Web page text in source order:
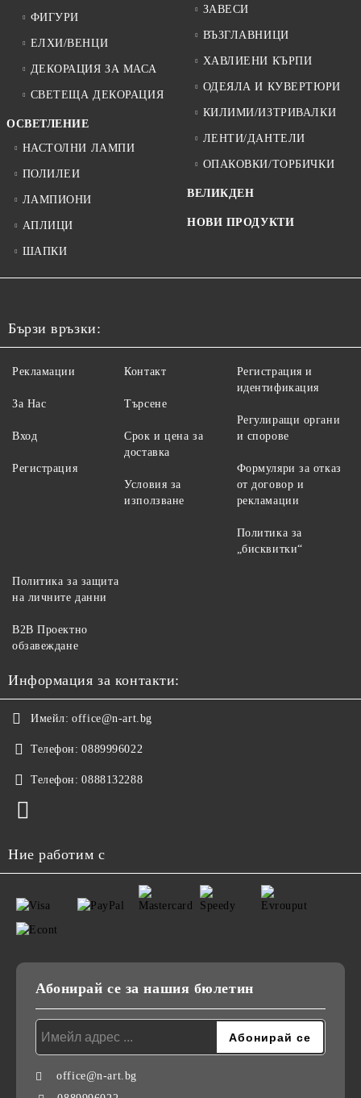
ФИГУРИ
ЕЛХИ/ВЕНЦИ
ДЕКОРАЦИЯ ЗА МАСА
СВЕТЕЩА ДЕКОРАЦИЯ
ОСВЕТЛЕНИЕ
НАСТОЛНИ ЛАМПИ
ПОЛИЛЕИ
ЛАМПИОНИ
АПЛИЦИ
ШАПКИ
ЗАВЕСИ
ВЪЗГЛАВНИЦИ
ХАВЛИЕНИ КЪРПИ
ОДЕЯЛА И КУВЕРТЮРИ
КИЛИМИ/ИЗТРИВАЛКИ
ЛЕНТИ/ДАНТЕЛИ
ОПАКОВКИ/ТОРБИЧКИ
ВЕЛИКДЕН
НОВИ ПРОДУКТИ
Бързи връзки:
Рекламации
За Нас
Вход
Регистрация
Контакт
Търсене
Срок и цена за
доставка
Условия за
използване
Регистрация и
идентификация
Регулиращи органи
и спорове
Формуляри за отказ
от договор и
рекламации
Политика за
„бисквитки“
Политика за защита
на личните данни
B2B Проектно
обзавеждане
Информация за контакти:
Имейл: office@n-art.bg
Телефон: 0889996022
Телефон: 0888132288
Ние работим с
Абонирай се за нашия бюлетин
office@n-art.bg